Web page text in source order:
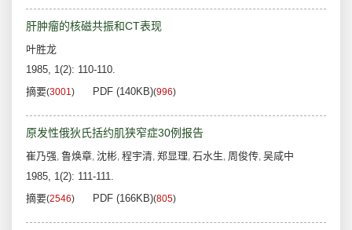
肝肿瘤的核磁共振和CT表现
叶胜龙
1985, 1(2): 110-110.
摘要(3001) PDF (140KB)(996)
原发性俄狄氏括约肌狭窄症30例报告
崔乃强, 鲁焕章, 沈彬, 程宇清, 郑显理, 石水生, 周俊传, 吴咸中
1985, 1(2): 111-111.
摘要(2546) PDF (166KB)(805)